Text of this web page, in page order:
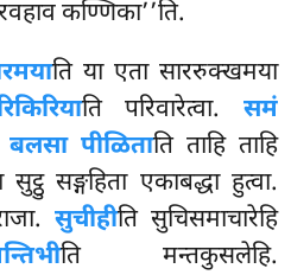
कण्णिका’’ति.
ति या एता साररुक्खमया
ति परिवारेत्वा. समं
बलसा पीळिताति ताहि ताहि
सङ्गहिता एकाबद्धा हुत्वा.
सुचीहीति सुचिसमाचारेहि
ति मन्तकुसलेहि.